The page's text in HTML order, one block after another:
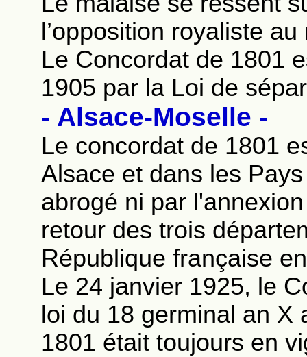
l’opposition royaliste
Le Concordat de 1801
1905 par la Loi de
- Alsace-Moselle -
Le concordat de 1801
Alsace et dans les
abrogé ni par
retour des trois
République française
Le 24 janvier 1925, le
loi du 18 germinal an
1801 était toujours en